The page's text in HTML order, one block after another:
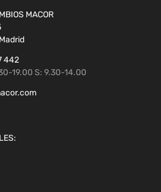
MACOR
442
19.00 S: 9.30-14.00